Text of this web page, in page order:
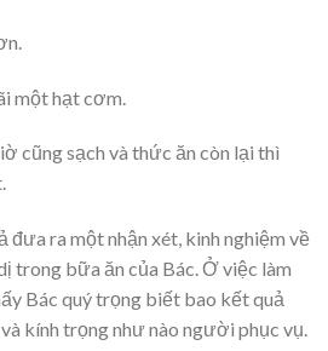
một hạt cơm.
cũng sạch và thức ăn còn lại thì
đưa ra một nhận xét, kinh nghiệm về
trong bữa ăn của Bác. Ở việc làm
Bác quý trọng biết bao kết quả
kính trọng như nào người phục vụ.